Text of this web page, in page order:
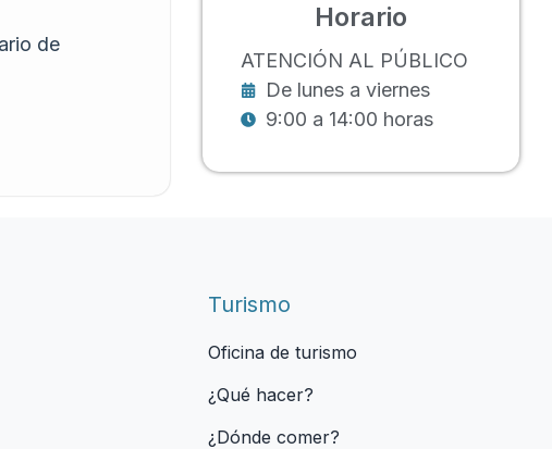
de
Horario
ATENCIÓN AL PÚBLICO
De lunes a viernes
9:00 a 14:00 horas
Turismo
Oficina de turismo
¿Qué hacer?
¿Dónde comer?